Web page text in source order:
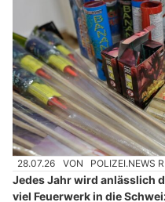
28.07.26 VON POLIZEI.NEWS
Jedes Jahr wird anlässlich
viel Feuerwerk in die